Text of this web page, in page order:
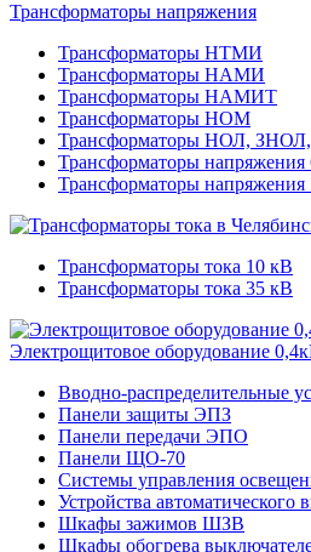
Трансформаторы напряжения
Трансформаторы НТМИ
Трансформаторы НАМИ
Трансформаторы НАМИТ
Трансформаторы НОМ
Трансформаторы НОЛ,
Трансформаторы напряжения
Трансформаторы напряжения
Трансформаторы тока 10 кВ
Трансформаторы тока 35 кВ
Электрощитовое оборудование
Вводно-распределительные
Панели защиты ЭПЗ
Панели передачи ЭПО
Панели ЩО-70
Системы управления
Устройства автоматического
Шкафы зажимов ШЗВ
Шкафы обогрева